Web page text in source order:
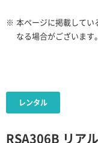
※ 本ページに掲載してい
なる場合がございます。
RSA306B リア